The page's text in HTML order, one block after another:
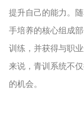
提升自己的能力。
手培养的核心组成
训练，并获得与职
来说，青训系统不
的机会。